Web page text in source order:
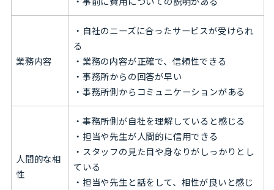
業務内容
・自社のニーズに合ったサービスが受けられ
る
・業務の内容が正確で、信頼性できる
・事務所からの回答が早い
・事務所側からコミュニケーションがある
人間的な相
性
・事務所側が自社を理解していると感じる
・担当や先生が人間的に信用できる
・スタッフの見た目や身なりがしっかりとし
ている
・担当や先生と話をして、相性が良いと感じ